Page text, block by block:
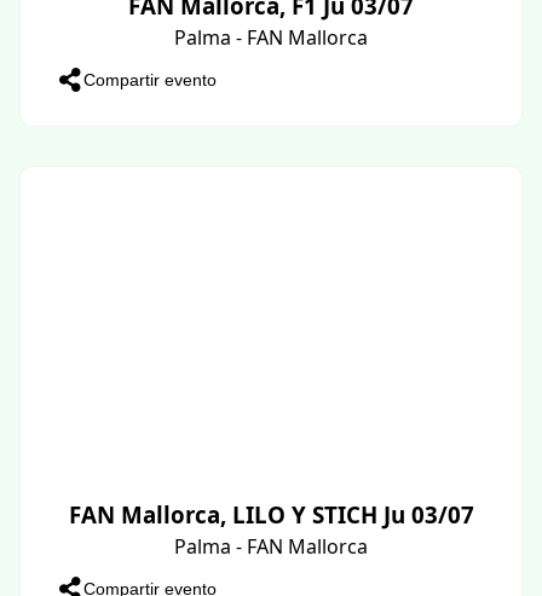
Palma - FAN Mallorca
Compartir evento
FAN Mallorca, LILO Y STICH Ju 03/07
Palma - FAN Mallorca
Compartir evento